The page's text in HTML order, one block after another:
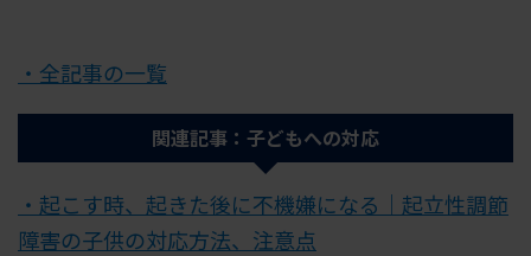
・全記事の一覧
関連記事：子どもへの対応
・起こす時、起きた後に不機嫌になる｜起立性調節
障害の子供の対応方法、注意点